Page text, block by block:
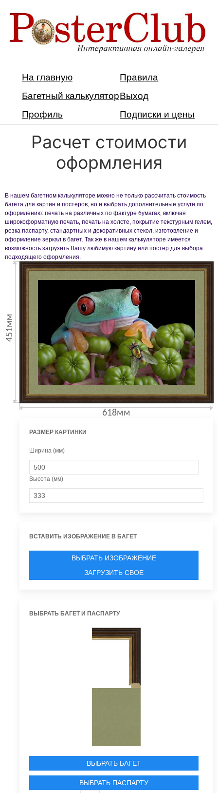
На главную
Правила
Багетный калькуляторВыход
Профиль
Подписки и цены
Расчет стоимости
оформления
В нашем багетном калькуляторе можно не только рассчитать стоимость
багета для картин и постеров, но и выбрать дополнительные услуги по
оформлению: печать на различных по фактуре бумагах, включая
широкоформатную печать, печать на холсте, покрытие текстурным гелем,
резка паспарту, стандартных и декоративных стекол, изготовление и
оформление зеркал в багет. Так же в нашем калькуляторе имеется
возможность загрузить Вашу любимую картину или постер для выбора
подходящего оформления.
451мм
618мм
РАЗМЕР КАРТИНКИ
Ширина (мм)
Высота (мм)
ВСТАВИТЬ ИЗОБРАЖЕНИЕ В БАГЕТ
ВЫБРАТЬ ИЗОБРАЖЕНИЕ
ЗАГРУЗИТЬ СВОЕ
ВЫБРАТЬ БАГЕТ И ПАСПАРТУ
ВЫБРАТЬ БАГЕТ
ВЫБРАТЬ ПАСПАРТУ